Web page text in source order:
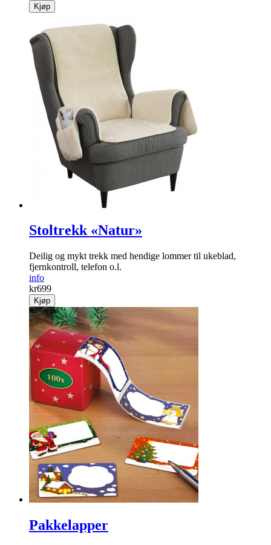
Kjøp
Stoltrekk «Natur»
Deilig og mykt trekk med hendige lommer til ukeblad,
fjernkontroll, telefon o.l.
info
kr699
Kjøp
Pakkelapper